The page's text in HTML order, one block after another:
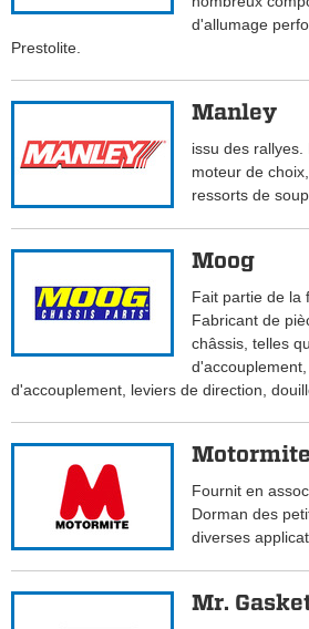
d'allumage
Prestolite.
Manley
issu des
moteur de
ressorts de
Moog
Fait partie de la
Fabricant de
châssis, telles
d'accouplement, leviers de direction,
Motormite
Fournit en
Dorman des
diverses
Mr.